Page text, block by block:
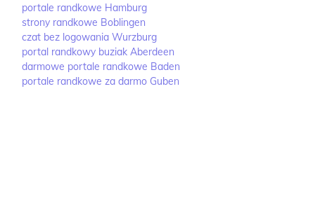
portale randkowe Hamburg
strony randkowe Boblingen
czat bez logowania Wurzburg
portal randkowy buziak Aberdeen
darmowe portale randkowe Baden
portale randkowe za darmo Guben